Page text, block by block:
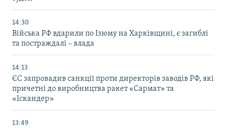
14:30
Війська РФ вдарили по Ізюму на Харківщині, є загиблі
та постраждалі – влада
14:13
ЄС запровадив санкції проти директорів заводів РФ, які
причетні до виробництва ракет «Сармат» та
«Іскандер»
13:49